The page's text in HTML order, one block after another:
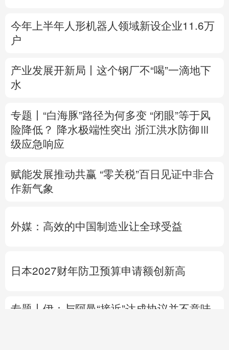
今年上半年人形机器人领域新设企业11.6万
户
产业发展开新局丨 这个钢厂不“喝”一滴地下
水
专题丨 “白海豚”路径为何多变 “闭眼”等于风
险降低？
降水极端性突出 浙江洪水防御Ⅲ
级应急响应
赋能发展推动共赢 “零关税”百日见证中非合
作新气象
外媒：高效的中国制造业让全球受益
日本2027财年防卫预算申请额创新高
专题丨 伊：与阿曼“接近”达成协议并不意味